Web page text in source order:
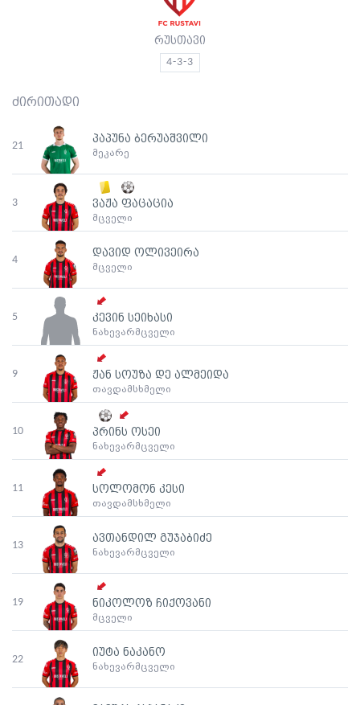
რუსთავი
4-3-3
ძირითადი
21
პაპუნა ბერუაშვილი
მეკარე
3 ვაჟა ფაცაცია
მცველი
4
დავიდ ოლივეირა
მცველი
5 კევინ სეიხასი
ნახევარმცველი
9 ჟან სოუზა დე ალმეიდა
თავდამსხმელი
10 პრინს ოსეი
ნახევარმცველი
11 სოლომონ კესი
თავდამსხმელი
13
ავთანდილ გუჯაბიძე
ნახევარმცველი
19 ნიკოლოზ ჩიქოვანი
მცველი
22
იუტა ნაკანო
ნახევარმცველი